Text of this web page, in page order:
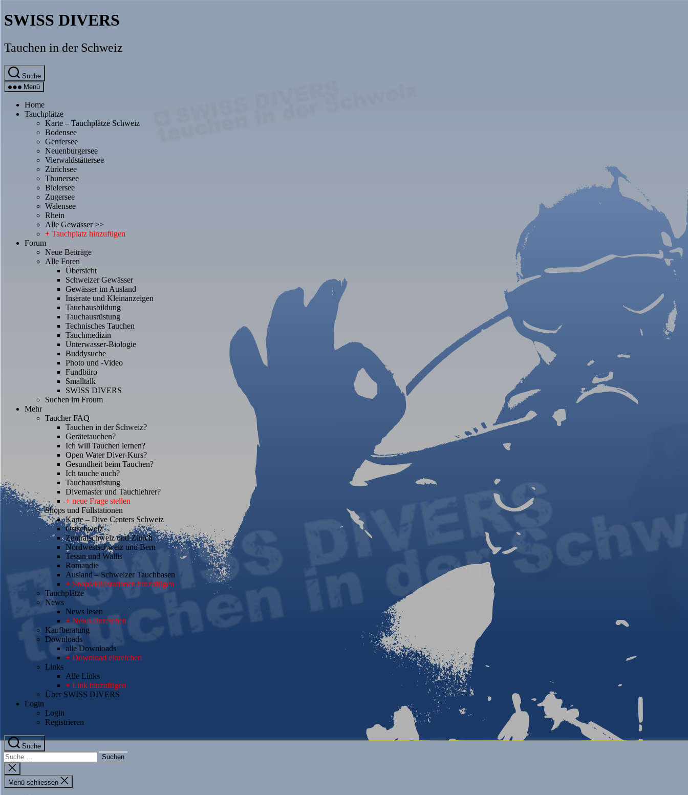
Direkt
zum
wechseln
SWISS DIVERS
Tauchen in der Schweiz
Suche
Menü
Home
Tauchplätze
Karte – Tauchplätze Schweiz
Bodensee
Genfersee
Neuenburgersee
Vierwaldstättersee
Zürichsee
Thunersee
Bielersee
Zugersee
Walensee
Rhein
Alle Gewässer >>
+ Tauchplatz hinzufügen
Forum
Neue Beiträge
Alle Foren
Übersicht
Schweizer Gewässer
Gewässer im Ausland
Inserate und Kleinanzeigen
Tauchausbildung
Tauchausrüstung
Technisches Tauchen
Tauchmedizin
Unterwasser-Biologie
Buddysuche
Photo und -Video
Fundbüro
Smalltalk
SWISS DIVERS
Suchen im Froum
Mehr
Taucher FAQ
Tauchen in der Schweiz?
Gerätetauchen?
Ich will Tauchen lernen?
Open Water Diver-Kurs?
Gesundheit beim Tauchen?
Ich tauche auch?
Tauchausrüstung
Divemaster und Tauchlehrer?
+ neue Frage stellen
Shops und Füllstationen
Karte – Dive Centers Schweiz
Ostschweiz
Zentralschweiz und Zürich
Nordwestschweiz und Bern
Tessin und Wallis
Romandie
Ausland – Schweizer Tauchbasen
+ Shops/Füllstationen hinzufügen
Tauchplätze
News
News lesen
+ News einreichen
Kaufberatung
Downloads
alle Downloads
+ Download einreichen
Links
Alle Links
+ Link hinzufügen
Über SWISS DIVERS
Login
Login
Registrieren
Suche
Suche
nach:
Suche
schliessen
Menü schliessen